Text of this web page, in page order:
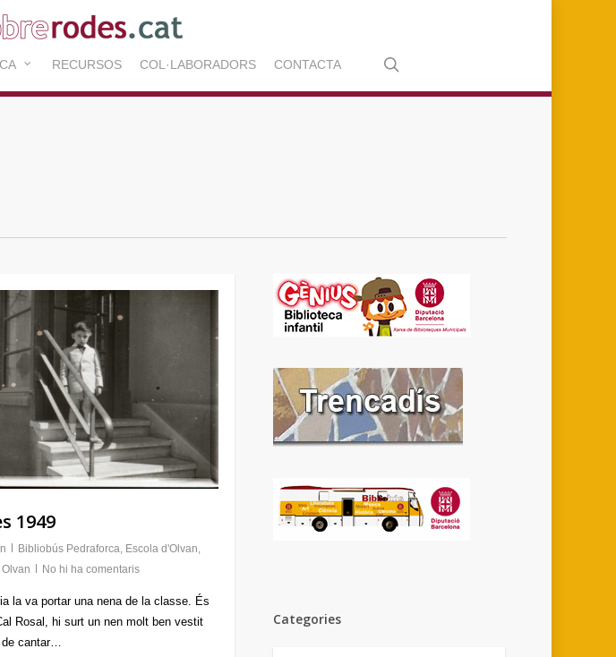
RECURSOS COL·LABORADORS CONTACTA
1949
Bibliobús Pedraforca Escola d'Olvan
Olvan No hi ha comentaris
la va portar una nena de la classe. És
Rosal, hi surt un nen molt ben vestit
cantar…
Categories